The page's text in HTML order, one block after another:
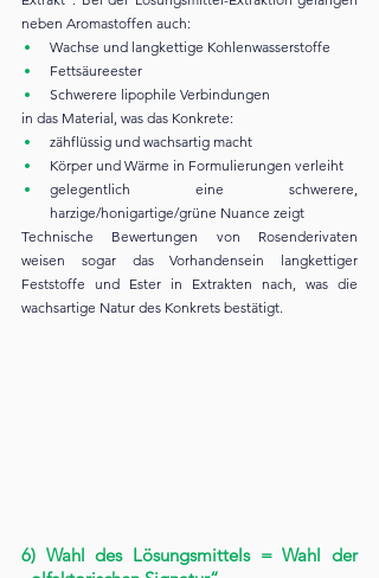
neben Aromastoffen auch:
Wachse und langkettige Kohlenwasserstoffe
Fettsäureester
Schwerere lipophile Verbindungen
in das Material, was das Konkrete:
zähflüssig und wachsartig macht
Körper und Wärme in Formulierungen verleiht
gelegentlich eine schwerere,
harzige/honigartige/grüne Nuance zeigt
Technische Bewertungen von Rosenderivaten
weisen sogar das Vorhandensein langkettiger
Feststoffe und Ester in Extrakten nach, was die
wachsartige Natur des Konkrets bestätigt.
6) Wahl des Lösungsmittels = Wahl der